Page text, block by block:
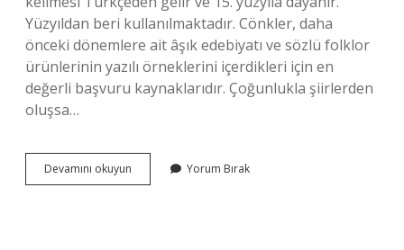
Yüzyıldan beri kullanılmaktadır. Cönkler, daha
önceki dönemlere ait âşık edebiyatı ve sözlü folklor
ürünlerinin yazılı örneklerini içerdikleri için en
değerli başvuru kaynaklarıdır. Çoğunlukla şiirlerden
oluşsa…
Devamını okuyun
Nedir
Yorum Bırak